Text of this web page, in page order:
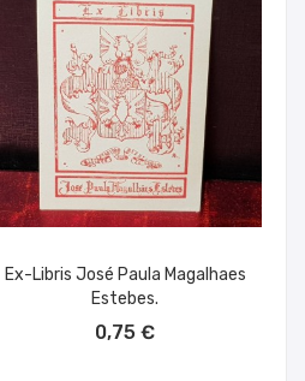
Ex-Libris José Paula Magalhaes
Estebes.
0,75 €